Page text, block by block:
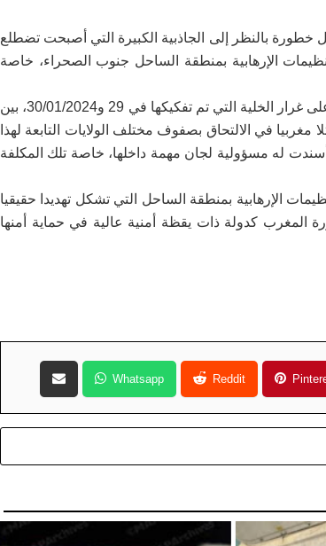
خطورة بالنظر إلى الجاذبية الكبيرة التي أصبحت تضطلع
الإرهابية بمنطقة الساحل جنوب الصحراء، خاصة
وأبرز أنه رغم كل المجهودات المبذولة ضد شبكات تسفير المقاتلين (على غرار الخلية التي تم تفكيكها في 29 و30/01/2024، بين
البيضاء وإنزكان وطنجة وبني ملال)، نجح أزيد من 130 مقاتلا مغربيا في الالتحاق بصفوف مختلف الولايات التابعة لهذا
له مسؤولية لجان مهمة داخلها، خاصة تلك المكلفة
الإرهابية بمنطقة الساحل التي تشكل تهديدا حقيقيا
المغرب كدولة ذات يقظة أمنية عالية في حماية أمنها
Reddit
Whatsapp